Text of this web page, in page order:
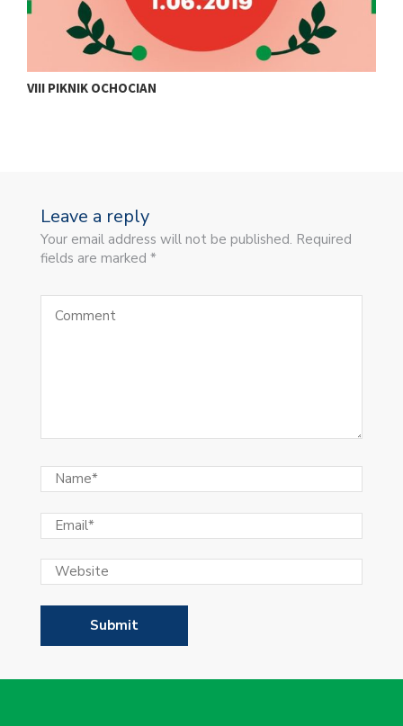
VIII PIKNIK OCHOCIAN
Leave a reply
Your email address will not be published. Required
fields are marked *